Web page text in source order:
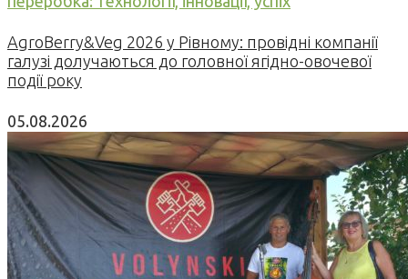
AgroBerry&Veg 2026 у Рівному: провідні компанії
галузі долучаються до головної ягідно-овочевої
події року
05.08.2026